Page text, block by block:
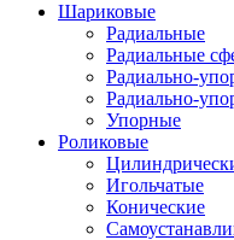
Шариковые
Радиальные
Радиальные
Радиально-
Радиально-
Упорные
Роликовые
Игольчатые
Конические